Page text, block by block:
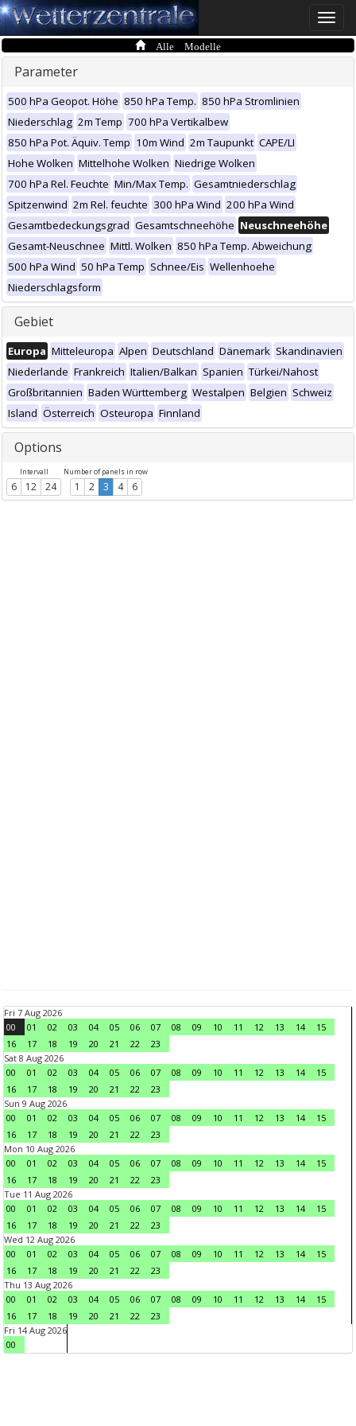
Toggle
Alle Modelle
Parameter
500 hPa Geopot. Höhe 850 hPa Temp. 850 hPa Stromlinien
Niederschlag 2m Temp 700 hPa Vertikalbew
850 hPa Pot. Äquiv. Temp 10m Wind 2m Taupunkt CAPE/LI
Hohe Wolken Mittelhohe Wolken Niedrige Wolken
700 hPa Rel. Feuchte Min/Max Temp. Gesamtniederschlag
Spitzenwind 2m Rel. feuchte 300 hPa Wind 200 hPa Wind
Gesamtbedeckungsgrad Gesamtschneehöhe Neuschneehöhe
Gesamt-Neuschnee Mittl. Wolken 850 hPa Temp. Abweichung
500 hPa Wind 50 hPa Temp Schnee/Eis Wellenhoehe
Niederschlagsform
Gebiet
Europa Mitteleuropa Alpen Deutschland Dänemark Skandinavien
Niederlande Frankreich Italien/Balkan Spanien Türkei/Nahost
Großbritannien Baden Württemberg Westalpen Belgien Schweiz
Island Österreich Osteuropa Finnland
Options
Intervall
6 12 24
Number of panels in row
1 2 3 4 6
Fri 7 Aug 2026
00
01 02 03 04 05 06 07 08 09 10 11 12 13 14
15
16
17 18 19 20 21 22
23
Sat 8 Aug 2026
00
01 02 03 04 05 06 07 08 09 10 11 12 13 14
15
16
17 18 19 20 21 22
23
Sun 9 Aug 2026
00
01 02 03 04 05 06 07 08 09 10 11 12 13 14
15
16
17 18 19 20 21 22
23
Mon 10 Aug 2026
00
01 02 03 04 05 06 07 08 09 10 11 12 13 14
15
16
17 18 19 20 21 22
23
Tue 11 Aug 2026
00
01 02 03 04 05 06 07 08 09 10 11 12 13 14
15
16
17 18 19 20 21 22
23
Wed 12 Aug 2026
00
01 02 03 04 05 06 07 08 09 10 11 12 13 14
15
16
17 18 19 20 21 22
23
Thu 13 Aug 2026
00
01 02 03 04 05 06 07 08 09 10 11 12 13 14
15
16
17 18 19 20 21 22
23
Fri 14 Aug 2026
00